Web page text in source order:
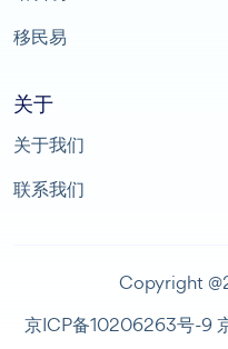
移民易
关于
关于我们
联系我们
Copyright
京ICP备10206263号-9